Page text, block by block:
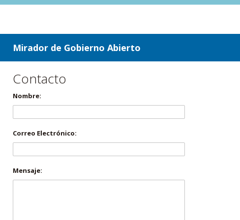
ir a contenido
ir al menú
Mirador de Gobierno Abierto
Contacto
Nombre:
Correo Electrónico:
Mensaje: